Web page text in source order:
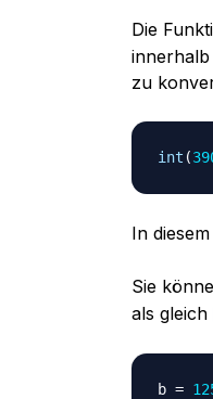
Die
zu
int (
In
Sie
als gleich
b =